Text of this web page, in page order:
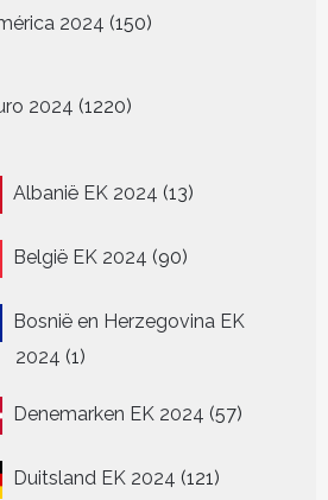
2024 150
producten
2024 1220
producten
Albanië EK 2024 1313
België EK 2024 9090
Bosnië en Herzegovina EK
2024 1 1
Denemarken EK 2024 5757
Duitsland EK 2024 121121